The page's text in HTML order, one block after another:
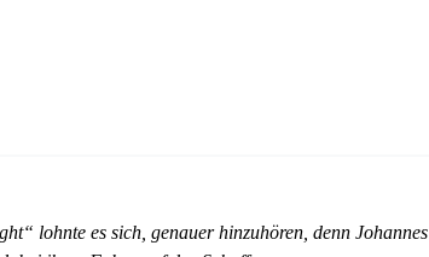
lohnte es sich, genauer hinzuhören, denn Johannes